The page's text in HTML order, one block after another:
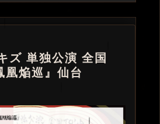
ズ 単独公演 全国
凰焔巡』仙台